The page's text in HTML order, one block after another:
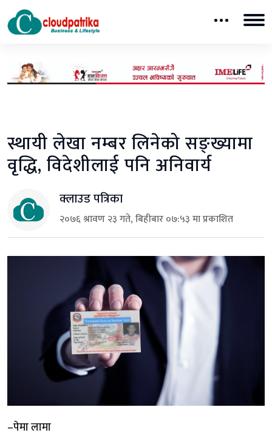
स्थायी लेखा नम्बर लिनेको सङ्ख्यामा
वृद्धि, विदेशीलाई पनि अनिवार्य
क्लाउड पत्रिका
२०७६ श्रावण २३ गते, बिहीबार ०७:५३ मा प्रकाशित
–पेमा लामा